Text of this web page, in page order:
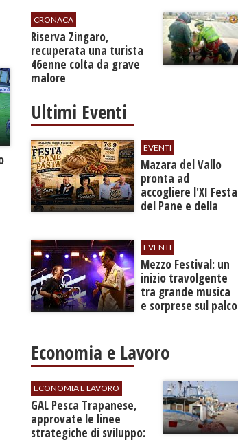
CRONACA
​Riserva Zingaro,
recuperata una turista
46enne colta da grave
malore
Ultimi Eventi
EVENTI
Mazara del Vallo
pronta ad
accogliere l'XI Festa
del Pane e della
EVENTI
Mezzo Festival: un
inizio travolgente
tra grande musica
e sorprese sul palco
Economia e Lavoro
ECONOMIA E LAVORO
GAL Pesca Trapanese,
approvate le linee
strategiche di sviluppo: